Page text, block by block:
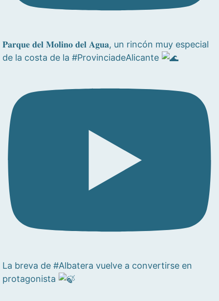
𝐏𝐚𝐫𝐪𝐮𝐞 𝐝𝐞𝐥 𝐌𝐨𝐥𝐢𝐧𝐨 𝐝𝐞𝐥 𝐀𝐠𝐮𝐚, un rincón muy especial
de la costa de la #ProvinciadeAlicante
La breva de #Albatera vuelve a convertirse en
protagonista